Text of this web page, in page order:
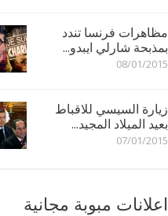
مظاهرات فرنسا تندد
بمذبحة شارلي ايبدو...
08/01/2015
زيارة السيسي للاقباط
بعيد الميلاد المجيد...
07/01/2015
اعلانات مبوبة مجانية